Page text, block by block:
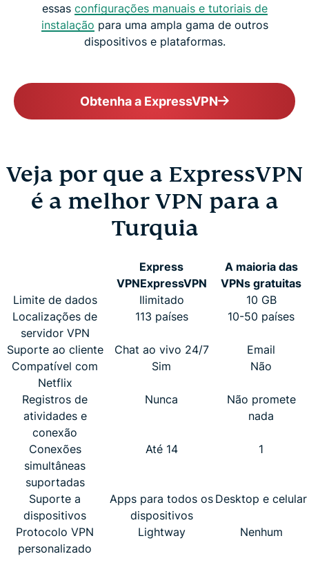
essas configurações manuais e tutoriais de
instalação para uma ampla gama de outros
dispositivos e plataformas.
Obtenha a ExpressVPN
Veja por que a ExpressVPN
é a melhor VPN para a
Turquia
Express
VPNExpressVPN
A maioria das
VPNs gratuitas
Limite de dados
Ilimitado
10 GB
Localizações de
servidor VPN
113 países 10-50 países
Suporte ao cliente Chat ao vivo 24/7
Email
Compatível com
Netflix
Sim Não
Registros de
atividades e
conexão
Nunca
Não promete
nada
Conexões
simultâneas
suportadas
Até 14 1
Suporte a
dispositivos
Apps para todos os
dispositivos
Desktop e celular
Protocolo VPN
personalizado
Lightway Nenhum